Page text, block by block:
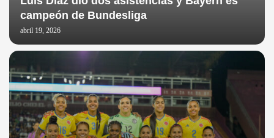
campeón de Bundesliga
abril 19, 2026